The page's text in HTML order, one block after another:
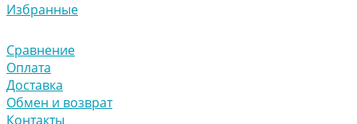
Избранные
Сравнение
Оплата
Доставка
Обмен и возврат
Контакты